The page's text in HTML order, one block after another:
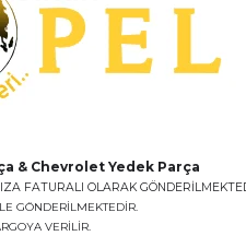
& Chevrolet Yedek Parça
FATURALI OLARAK
İLE GÖNDERİLMEKTEDİR.
VERİLİR.